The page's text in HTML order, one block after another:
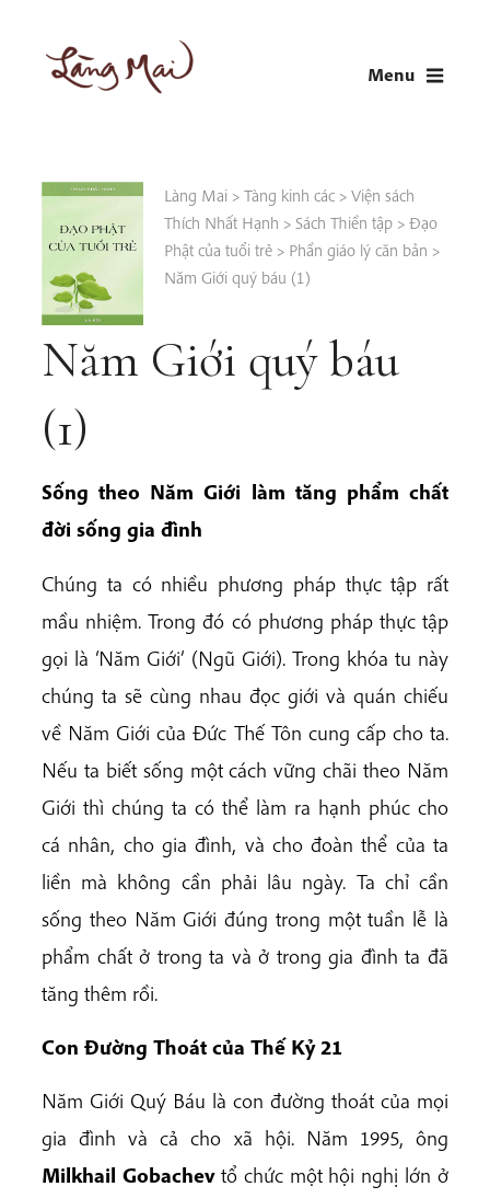
content
Menu
Làng Mai> Tàng kinh các> Viện sách
Thích Nhất Hạnh > Sách Thiền tập> Đạo
Phật của tuổi trẻ> Phần giáo lý căn bản >
Năm Giới quý báu (1)
Năm Giới quý báu
(1)
Sống theo Năm Giới làm tăng phẩm chất
đời sống gia đình
Chúng ta có nhiều phương pháp thực tập rất
mầu nhiệm. Trong đó có phương pháp thực tập
gọi là ‘Năm Giới’ (Ngũ Giới). Trong khóa tu này
chúng ta sẽ cùng nhau đọc giới và quán chiếu
về Năm Giới của Đức Thế Tôn cung cấp cho ta.
Nếu ta biết sống một cách vững chãi theo Năm
Giới thì chúng ta có thể làm ra hạnh phúc cho
cá nhân, cho gia đình, và cho đoàn thể của ta
liền mà không cần phải lâu ngày. Ta chỉ cần
sống theo Năm Giới đúng trong một tuần lễ là
phẩm chất ở trong ta và ở trong gia đình ta đã
tăng thêm rồi.
Con Đường Thoát của Thế Kỷ 21
Năm Giới Quý Báu là con đường thoát của mọi
gia đình và cả cho xã hội. Năm 1995, ông
Milkhail Gobachevtổ chức một hội nghị lớn ở